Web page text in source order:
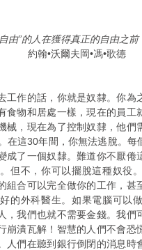
由”的人在獲得真正的自由之
約翰•沃爾夫岡•馮•歌德
工作的話，你就是奴隸。你為
食物和居處一樣，現在的員工
械，現在為了控制奴隸，他們
在這30年間，你無法逃脫。每
成了一個奴隸。難道你不厭倦
但不，你可以擺脫這種奴役
組合可以完全做你的工作，甚
的外科醫生。如果電腦可以
，我們也就不需要金錢。我們
崩潰瓦解！智慧的人們不會恐
人們在聽到銀行倒閉的消息時